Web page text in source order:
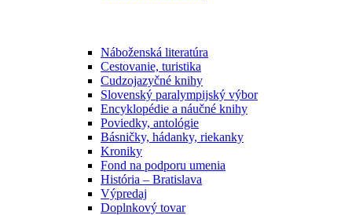
Náboženská literatúra
Cestovanie, turistika
Cudzojazyčné knihy
Slovenský paralympijský výbor
Encyklopédie a náučné knihy
Poviedky, antológie
Básničky, hádanky, riekanky
Kroniky
Fond na podporu umenia
História – Bratislava
Výpredaj
Doplnkový tovar